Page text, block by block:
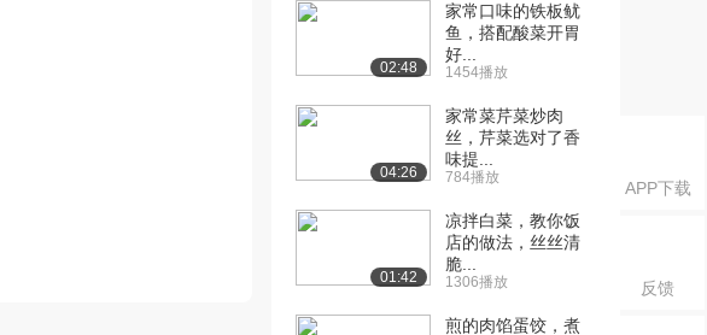
APP下载
反馈
02:48
家常口味的铁板鱿
鱼，搭配酸菜开胃
好...
1454播放
04:26
家常菜芹菜炒肉
丝，芹菜选对了香
味提...
784播放
01:42
凉拌白菜，教你饭
店的做法，丝丝清
脆...
1306播放
煎的肉馅蛋饺，煮